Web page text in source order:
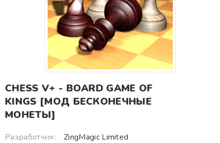
CHESS V+ - BOARD GAME OF
KINGS [МОД БЕСКОНЕЧНЫЕ
МОНЕТЫ]
Разработчик:
ZingMagic Limited